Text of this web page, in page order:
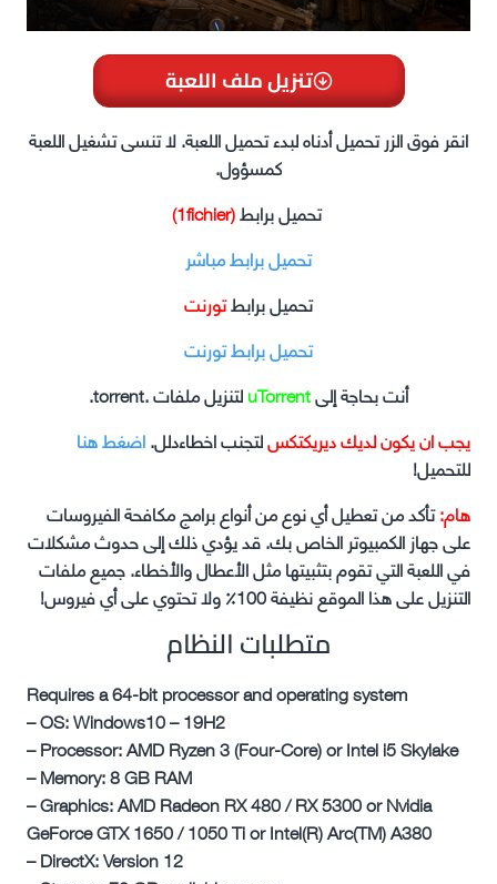
تنزيل ملف اللعبة
انقر فوق الزر تحميل أدناه لبدء تحميل اللعبة. لا تنسى تشغيل اللعبة
كمسؤول.
تحميل برابط(1fichier)
تحميل برابط مباشر
تحميل برابطتورنت
تحميل برابط تورنت
أنت بحاجة إلىuTorrentلتنزيل ملفات .torrent.
يجب ان يكون لديك ديريكتكسلتجنب اخطاءدلل.اضغط هنا
للتحميل!
هام:تأكد من تعطيل أي نوع من أنواع برامج مكافحة الفيروسات
على جهاز الكمبيوتر الخاص بك. قد يؤدي ذلك إلى حدوث مشكلات
في اللعبة التي تقوم بتثبيتها مثل الأعطال والأخطاء. جميع ملفات
التنزيل على هذا الموقع نظيفة 100٪ ولا تحتوي على أي فيروس!
متطلبات النظام
Requires a 64-bit processor and operating system
– OS: Windows10 – 19H2
– Processor: AMD Ryzen 3 (Four-Core) or Intel i5 Skylake
– Memory: 8 GB RAM
– Graphics: AMD Radeon RX 480 / RX 5300 or Nvidia
GeForce GTX 1650 / 1050 Ti or Intel(R) Arc(TM) A380
– DirectX: Version 12